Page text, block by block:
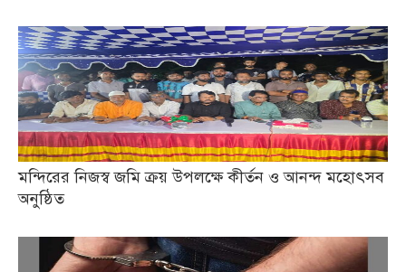
মন্দিরের নিজস্ব জমি ক্রয় উপলক্ষে কীর্তন ও আনন্দ মহোৎসব
অনুষ্ঠিত